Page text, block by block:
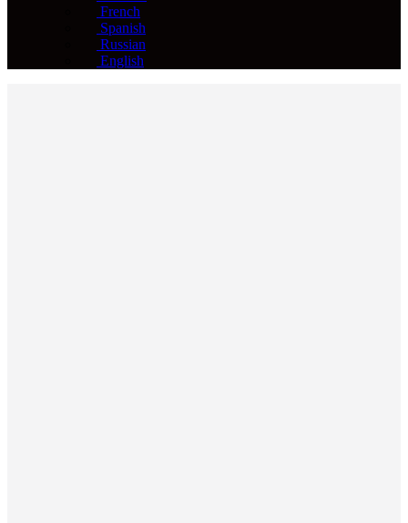
French
Spanish
Russian
English